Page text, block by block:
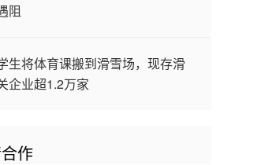
阻
生将体育课搬到滑雪场，现存滑
企业超1.2万家
作